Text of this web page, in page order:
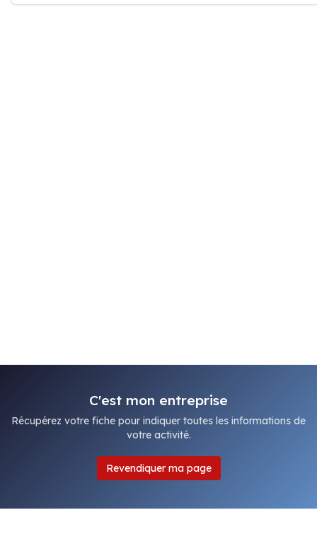
C'est mon entreprise
Récupérez votre fiche pour indiquer toutes les informations de
votre activité.
Revendiquer ma page